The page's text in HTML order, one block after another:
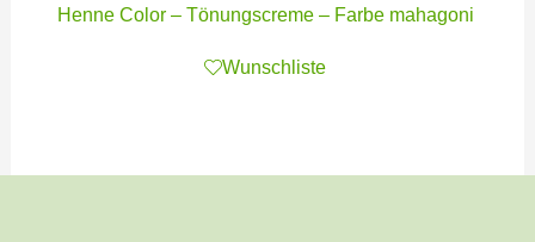
Henne Color – Tönungscreme – Farbe mahagoni
Wunschliste